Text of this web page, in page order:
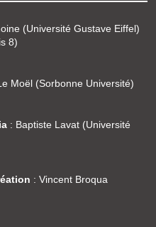
(Université Gustave Eiffel)
8)
Moël (Sorbonne Université)
: Baptiste Lavat (Université
: Vincent Broqua